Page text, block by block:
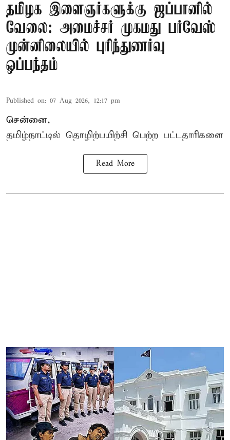
தமிழக இளைஞர்களுக்கு ஜப்பானில்
வேலை: அமைச்சர் முகமது பர்வேஸ்
முன்னிலையில் புரிந்துணர்வு
ஒப்பந்தம்
Published on: 07 Aug 2026, 12:17 pm
சென்னை,
தமிழ்நாட்டில் தொழிற்பயிற்சி பெற்ற பட்டதாரிகளை
Read More